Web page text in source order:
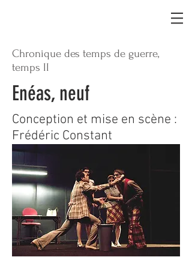
Chronique des temps de guerre,
temps II
Enéas, neuf
Conception et mise en scène :
Frédéric Constant